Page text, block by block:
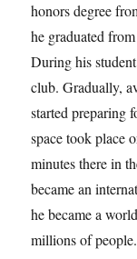
honors degree
he graduated
During his
club. Gradually,
started preparing
space took place
minutes there in
became an
he became a
millions of